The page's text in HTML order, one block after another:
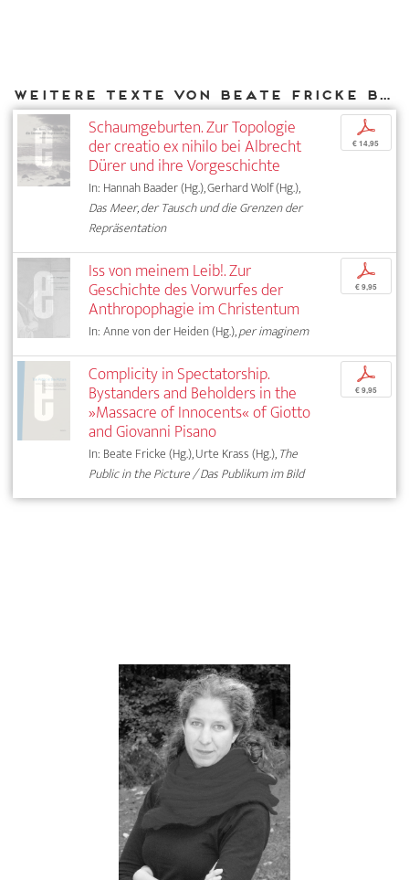
Weitere Texte von Beate Fricke bei DIAPHANES
Schaumgeburten. Zur Topologie
der creatio ex nihilo bei Albrecht
Dürer und ihre Vorgeschichte
In: Hannah Baader (Hg.), Gerhard Wolf (Hg.),
Das Meer, der Tausch und die Grenzen der
Repräsentation
p
€ 14,95
Iss von meinem Leib!. Zur
Geschichte des Vorwurfes der
Anthropophagie im Christentum
In: Anne von der Heiden (Hg.),per imaginem
p
€ 9,95
Complicity in Spectatorship.
Bystanders and Beholders in the
»Massacre of Innocents« of Giotto
and Giovanni Pisano
In: Beate Fricke (Hg.), Urte Krass (Hg.),The
Public in the Picture / Das Publikum im Bild
p
€ 9,95